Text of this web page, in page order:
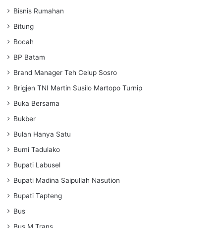
Bisnis Rumahan
Bitung
Bocah
BP Batam
Brand Manager Teh Celup Sosro
Brigjen TNI Martin Susilo Martopo Turnip
Buka Bersama
Bukber
Bulan Hanya Satu
Bumi Tadulako
Bupati Labusel
Bupati Madina Saipullah Nasution
Bupati Tapteng
Bus
Bus M Trans.